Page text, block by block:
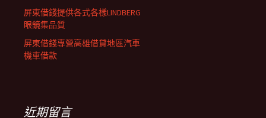
屏東借錢提供各式各樣LINDBERG
眼鏡集品質
屏東借錢專營高雄借貸地區汽車
機車借款
近期留言